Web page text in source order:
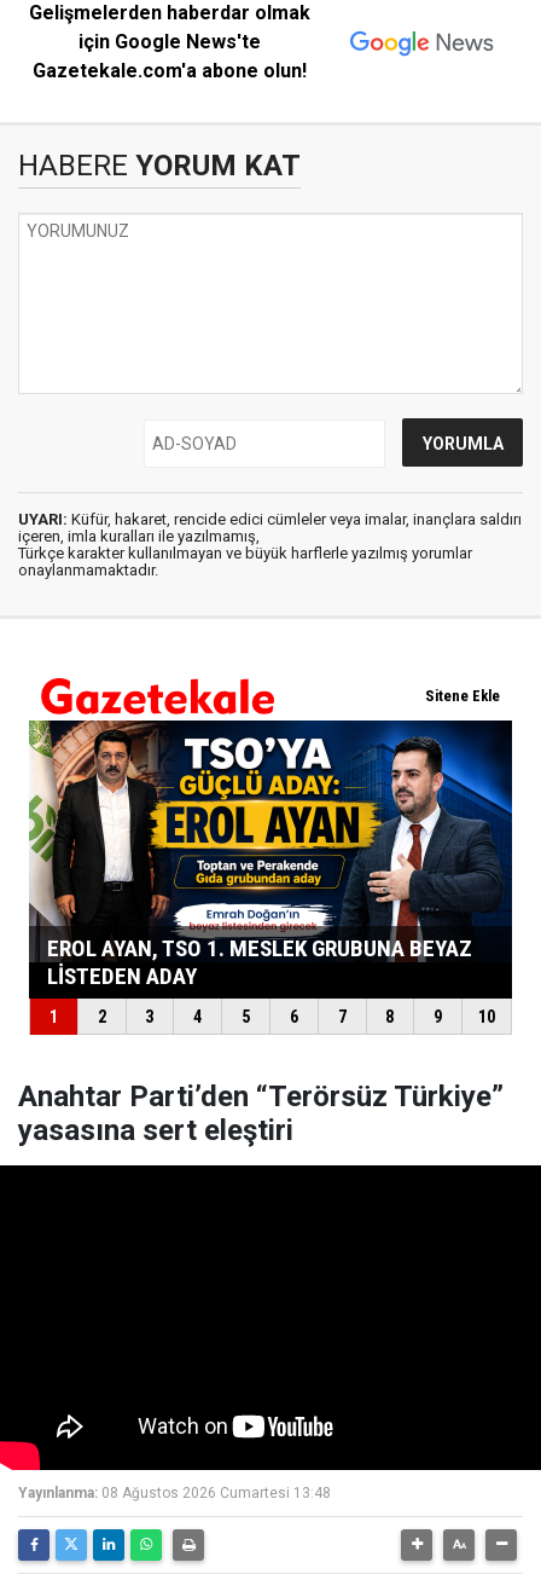
Gelişmelerden haberdar olmak
için Google News'te
Gazetekale.com'a abone olun!
HABERE YORUM KAT
UYARI: Küfür, hakaret, rencide edici cümleler veya imalar, inançlara saldırı
içeren, imla kuralları ile yazılmamış,
Türkçe karakter kullanılmayan ve büyük harflerle yazılmış yorumlar
onaylanmamaktadır.
Anahtar Parti’den “Terörsüz Türkiye”
yasasına sert eleştiri
Yayınlanma: 08 Ağustos 2026 Cumartesi 13:48